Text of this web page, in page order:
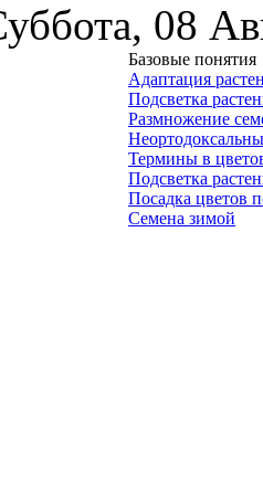
08
Базовые понятия
Адаптация
Подсветка
Размножение
Термины в
Подсветка
Посадка цветов
Семена зимой